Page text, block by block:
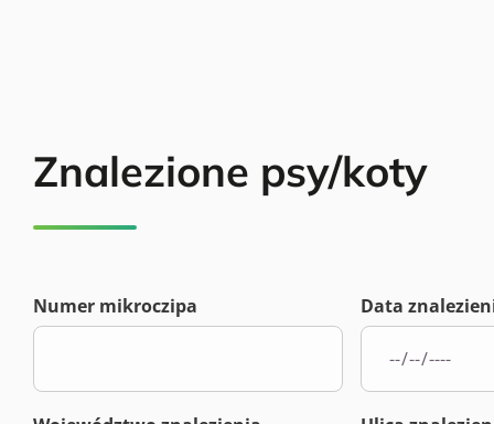
Znalezione psy/koty
Numer mikroczipa Data